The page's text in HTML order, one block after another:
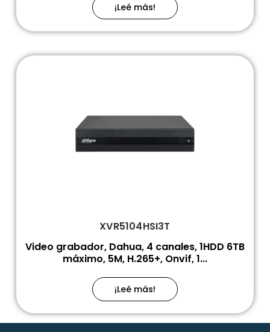
¡Leé más!
XVR5104HSI3T
Video grabador, Dahua, 4 canales, 1HDD 6TB
máximo, 5M, H.265+, Onvif, 1...
¡Leé más!